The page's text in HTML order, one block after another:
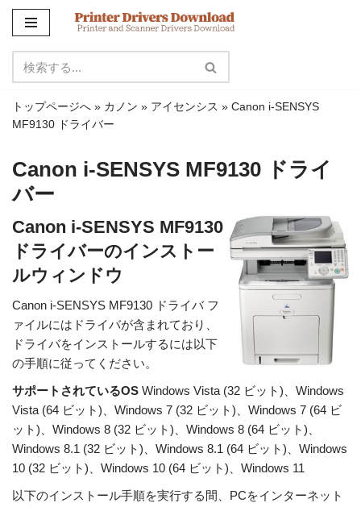
ン
テ
ン
ツ
ス
キ
ッ
トップページへ » カノン » アイセンシス » Canon i-SENSYS
MF9130 ドライバー
Canon i-SENSYS MF9130 ドライ
バー
Canon i-SENSYS MF9130
ドライバーのインストー
ルウィンドウ
Canon i-SENSYS MF9130 ドライバ フ
ァイルにはドライバが含まれており、
ドライバをインストールするには以下
の手順に従ってください。
サポートされているOS Windows Vista (32 ビット)、Windows
Vista (64 ビット)、Windows 7 (32 ビット)、Windows 7 (64 ビ
ット)、Windows 8 (32 ビット)、Windows 8 (64 ビット)、
Windows 8.1 (32 ビット)、Windows 8.1 (64 ビット)、Windows
10 (32 ビット)、Windows 10 (64 ビット)、Windows 11
以下のインストール手順を実行する間、PCをインターネット